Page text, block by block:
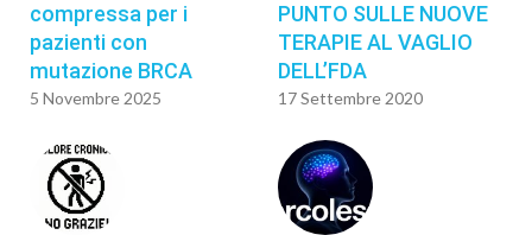
compressa per i
pazienti con
mutazione BRCA
5 Novembre 2025
PUNTO SULLE NUOVE
TERAPIE AL VAGLIO
DELL’FDA
17 Settembre 2020